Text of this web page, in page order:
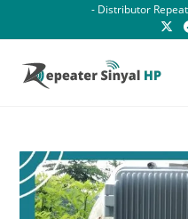
- Distributor